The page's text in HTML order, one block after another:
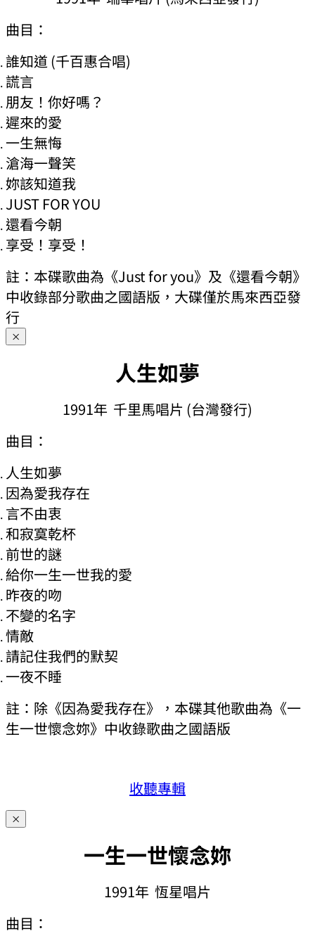
曲目：
誰知道 (千百惠合唱)
謊言
朋友！你好嗎？
遲來的愛
一生無悔
滄海一聲笑
妳該知道我
JUST FOR YOU
還看今朝
享受！享受！
註：本碟歌曲為《Just for you》及《還看今朝》
中收錄部分歌曲之國語版，大碟僅於馬來西亞發
行
×
人生如夢
1991年 千里馬唱片 (台灣發行)
曲目：
人生如夢
因為愛我存在
言不由衷
和寂寞乾杯
前世的謎
給你一生一世我的愛
昨夜的吻
不變的名字
情敵
請記住我們的默契
一夜不睡
註：除《因為愛我存在》，本碟其他歌曲為《一
生一世懷念妳》中收錄歌曲之國語版
收聽專輯
×
一生一世懷念妳
1991年 恆星唱片
曲目：